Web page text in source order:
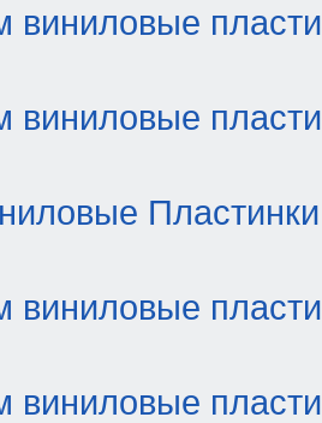
виниловые
виниловые
Пластинки
виниловые
виниловые